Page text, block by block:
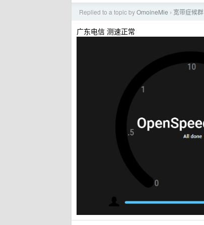
Replied to a topic byOmoineMie › 宽带症候群
广东电信 测速正常